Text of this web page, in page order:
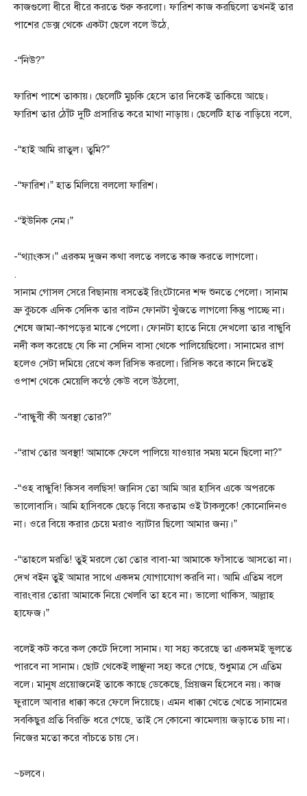
কাজগুলো ধীরে ধীরে করতে শুরু করলো। ফারিশ কাজ করছিলো তখনই তার
পাশের ডেক্স থেকে একটা ছেলে বলে উঠে,
-“নিউ?”
ফারিশ পাশে তাকায়। ছেলেটি মুচকি হেসে তার দিকেই তাকিয়ে আছে।
ফারিশ তার ঠোঁট দুটি প্রসারিত করে মাথা নাড়ায়। ছেলেটি হাত বাড়িয়ে বলে,
-“হাই আমি রাতুল। তুমি?”
-“ফারিশ।” হাত মিলিয়ে বললো ফারিশ।
-“ইউনিক নেম।”
-“থ্যাংকস।” এরকম দুজন কথা বলতে বলতে কাজ করতে লাগলো।
.
সানাম গোসল সেরে বিছানায় বসতেই রিংটোনের শব্দ শুনতে পেলো। সানাম
ভ্রু কুচকে এদিক সেদিক তার বাটন ফোনটা খুঁজতে লাগলো কিন্তু পাচ্ছে না।
শেষে জামা-কাপড়ের মাঝে পেলো। ফোনটা হাতে নিয়ে দেখলো তার বান্ধুবি
নদী কল করেছে যে কি না সেদিন বাসা থেকে পালিয়েছিলো। সানামের রাগ
হলেও সেটা দমিয়ে রেখে কল রিসিভ করলো। রিসিভ করে কানে দিতেই
ওপাশ থেকে মেয়েলি কন্ঠে কেউ বলে উঠলো,
-“বান্ধুবী কী অবস্থা তোর?”
-“রাখ তোর অবস্থা! আমাকে ফেলে পালিয়ে যাওয়ার সময় মনে ছিলো না?”
-“ওহ বান্ধুবি! কিসব বলছিস! জানিস তো আমি আর হাসিব একে অপরকে
ভালোবাসি। আমি হাসিবকে ছেড়ে বিয়ে করতাম ওই টাকলুকে! কোনোদিনও
না। ওরে বিয়ে করার চেয়ে মরাও ব্যাটার ছিলো আমার জন্য।”
-“তাহলে মরতি! তুই মরলে তো তোর বাবা-মা আমাকে ফাঁসাতে আসতো না।
দেখ বইন তুই আমার সাথে একদম যোগাযোগ করবি না। আমি এতিম বলে
বারংবার তোরা আমাকে নিয়ে খেলবি তা হবে না। ভালো থাকিস, আল্লাহ
হাফেজ।”
বলেই কট করে কল কেটে দিলো সানাম। যা সহ্য করেছে তা একদমই ভুলতে
পারবে না সানাম। ছোট থেকেই লাঞ্ছনা সহ্য করে গেছে, শুধুমাত্র সে এতিম
বলে। মানুষ প্রয়োজনেই তাকে কাছে ডেকেছে, প্রিয়জন হিসেবে নয়। কাজ
ফুরালে আবার ধাক্কা করে ফেলে দিয়েছে। এমন ধাক্কা খেতে খেতে সানামের
সবকিছুর প্রতি বিরক্তি ধরে গেছে, তাই সে কোনো ঝামেলায় জড়াতে চায় না।
নিজের মতো করে বাঁচতে চায় সে।
~চলবে।